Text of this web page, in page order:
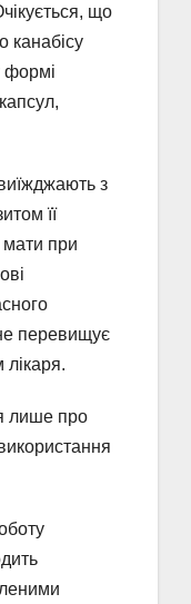
що
канабісу
формі
з
її
мати при
перевищує
лише про